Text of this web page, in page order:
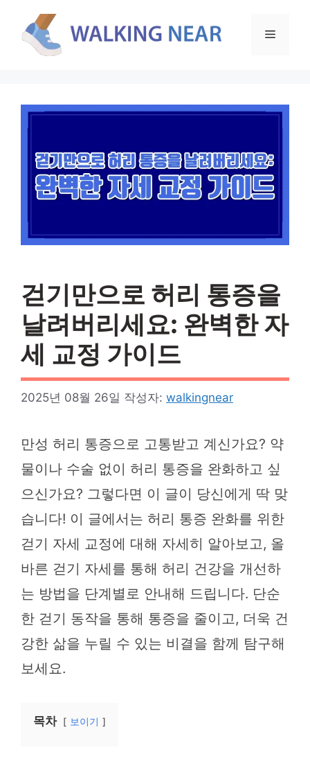
메
걷기만으로 허리 통증을
날려버리세요: 완벽한 자
세 교정 가이드
2025년 08월 26일 작성자: walkingnear
만성 허리 통증으로 고통받고 계신가요? 약
물이나 수술 없이 허리 통증을 완화하고 싶
으신가요? 그렇다면 이 글이 당신에게 딱 맞
습니다! 이 글에서는 허리 통증 완화를 위한
걷기 자세 교정에 대해 자세히 알아보고, 올
바른 걷기 자세를 통해 허리 건강을 개선하
는 방법을 단계별로 안내해 드립니다. 단순
한 걷기 동작을 통해 통증을 줄이고, 더욱 건
강한 삶을 누릴 수 있는 비결을 함께 탐구해
보세요.
목차 보이기